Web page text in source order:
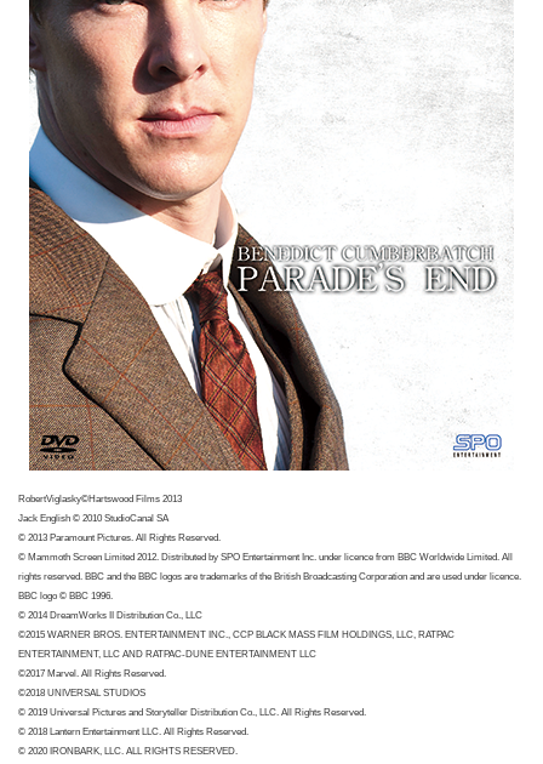
RobertViglasky©Hartswood Films 2013
Jack English © 2010 StudioCanal SA
© 2013 Paramount Pictures. All Rights Reserved.
© Mammoth Screen Limited 2012. Distributed by SPO Entertainment Inc. under licence from BBC Worldwide Limited. All
rights reserved. BBC and the BBC logos are trademarks of the British Broadcasting Corporation and are used under licence.
BBC logo © BBC 1996.
© 2014 DreamWorks II Distribution Co., LLC
©2015 WARNER BROS. ENTERTAINMENT INC., CCP BLACK MASS FILM HOLDINGS, LLC, RATPAC
ENTERTAINMENT, LLC AND RATPAC-DUNE ENTERTAINMENT LLC
©2017 Marvel. All Rights Reserved.
©2018 UNIVERSAL STUDIOS
© 2019 Universal Pictures and Storyteller Distribution Co., LLC. All Rights Reserved.
© 2018 Lantern Entertainment LLC. All Rights Reserved.
© 2020 IRONBARK, LLC. ALL RIGHTS RESERVED.